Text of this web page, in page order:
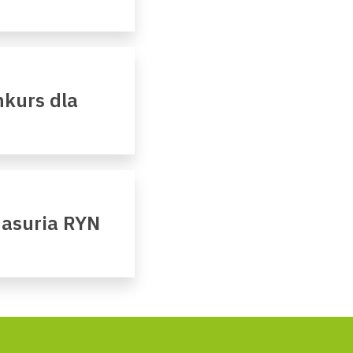
dla
RYN